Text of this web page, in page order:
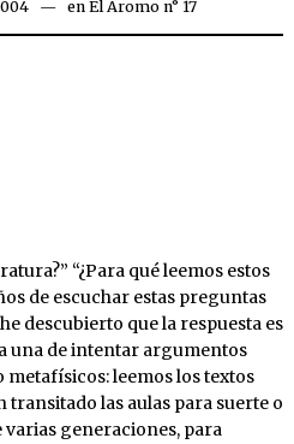
22/03/2020
en El Aromo n° 17
“¿Para qué leemos estos
de escuchar estas preguntas
descubierto que la respuesta es
una de intentar argumentos
leemos los textos
transitado las aulas para suerte o
varias generaciones, para